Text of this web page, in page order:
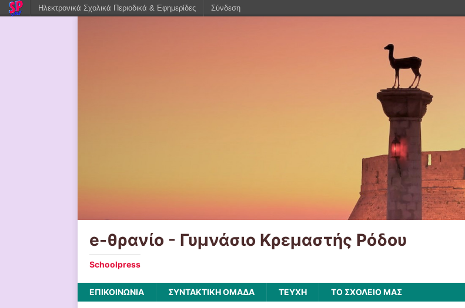
e-θρανίο - Γυμνάσιο Κρεμαστής Ρόδου
Schoolpress
ΕΠΙΚΟΙΝΩΝΙΑ ΣΥΝΤΑΚΤΙΚΗ ΟΜΑΔΑ ΤΕΥΧΗ ΤΟ ΣΧΟΛΕΙΟ ΜΑΣ
Ηλεκτρονικά Σχολικά Περιοδικά & Εφημερίδες Σύνδεση